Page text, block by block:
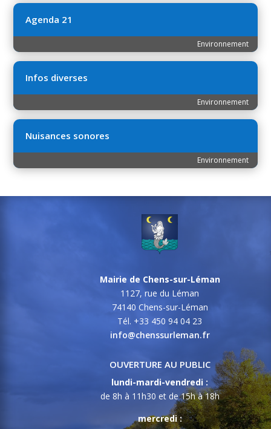
Agenda 21
Environnement
Infos diverses
Environnement
Nuisances sonores
Environnement
Mairie de Chens-sur-Léman
1127, rue du Léman
74140 Chens-sur-Léman
Tél. +33 450 94 04 23
info@chenssurleman.fr
OUVERTURE AU PUBLIC
lundi-mardi-vendredi :
de 8h à 11h30 et de 15h à 18h
mercredi :